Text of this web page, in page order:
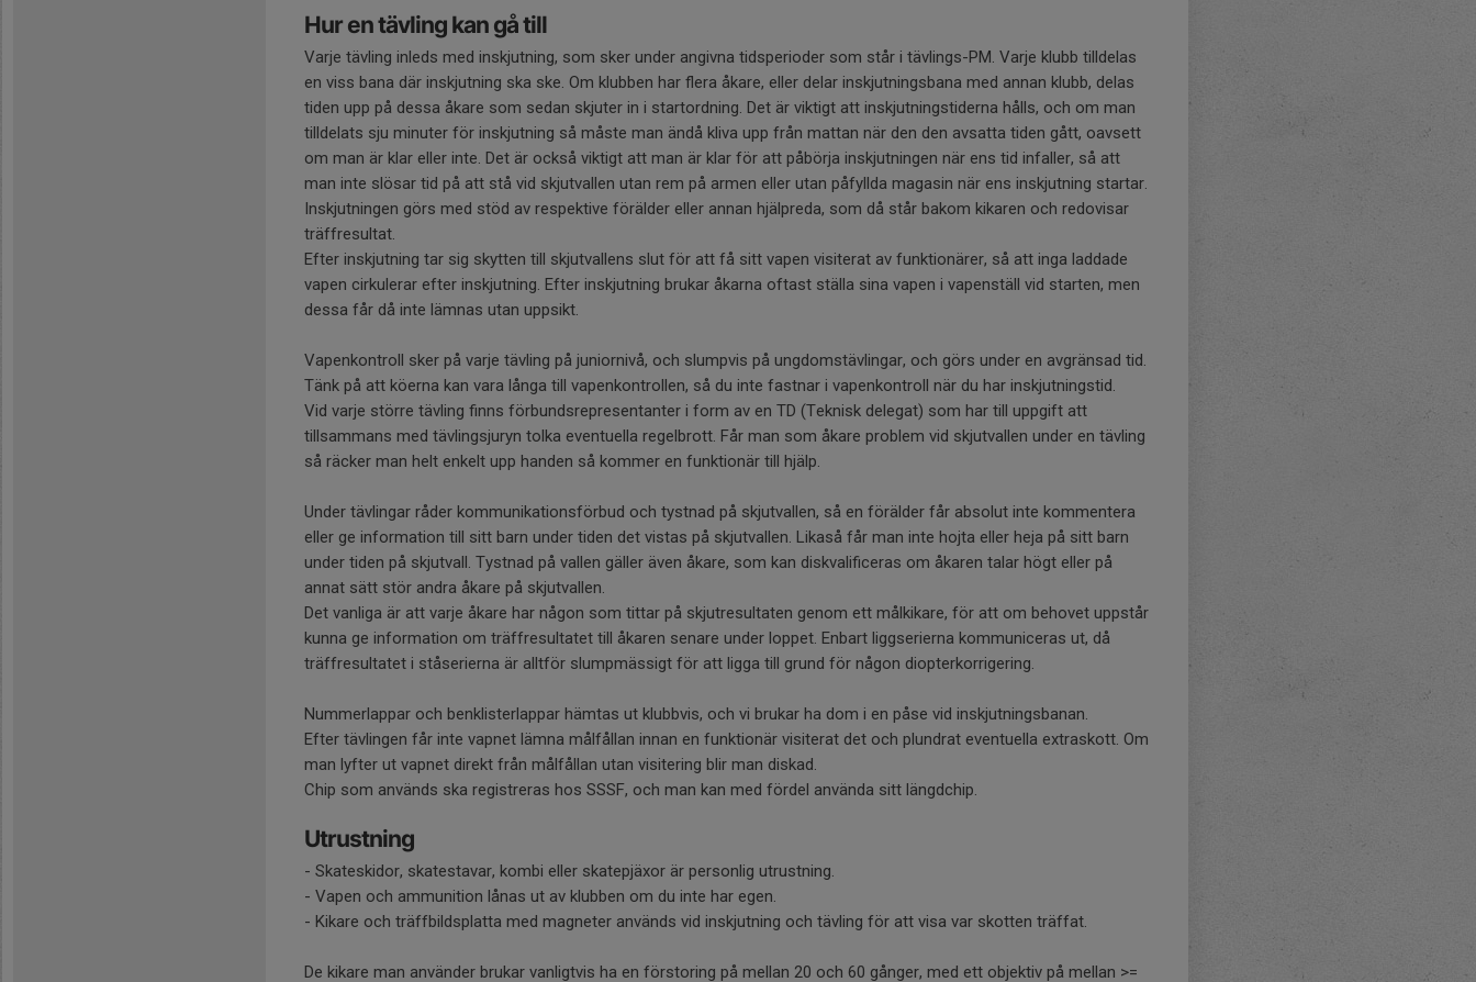
Hur en tävling kan gå till
Varje tävling inleds med inskjutning, som sker under angivna tidsperioder som står i tävlings-PM. Varje klubb tilldelas
en viss bana där inskjutning ska ske. Om klubben har flera åkare, eller delar inskjutningsbana med annan klubb, delas
tiden upp på dessa åkare som sedan skjuter in i startordning. Det är viktigt att inskjutningstiderna hålls, och om man
tilldelats sju minuter för inskjutning så måste man ändå kliva upp från mattan när den den avsatta tiden gått, oavsett
om man är klar eller inte. Det är också viktigt att man är klar för att påbörja inskjutningen när ens tid infaller, så att
man inte slösar tid på att stå vid skjutvallen utan rem på armen eller utan påfyllda magasin när ens inskjutning startar.
Inskjutningen görs med stöd av respektive förälder eller annan hjälpreda, som då står bakom kikaren och redovisar
träffresultat.
Efter inskjutning tar sig skytten till skjutvallens slut för att få sitt vapen visiterat av funktionärer, så att inga laddade
vapen cirkulerar efter inskjutning. Efter inskjutning brukar åkarna oftast ställa sina vapen i vapenställ vid starten, men
dessa får då inte lämnas utan uppsikt.
Vapenkontroll sker på varje tävling på juniornivå, och slumpvis på ungdomstävlingar, och görs under en avgränsad tid.
Tänk på att köerna kan vara långa till vapenkontrollen, så du inte fastnar i vapenkontroll när du har inskjutningstid.
Vid varje större tävling finns förbundsrepresentanter i form av en TD (Teknisk delegat) som har till uppgift att
tillsammans med tävlingsjuryn tolka eventuella regelbrott. Får man som åkare problem vid skjutvallen under en tävling
så räcker man helt enkelt upp handen så kommer en funktionär till hjälp.
Under tävlingar råder kommunikationsförbud och tystnad på skjutvallen, så en förälder får absolut inte kommentera
eller ge information till sitt barn under tiden det vistas på skjutvallen. Likaså får man inte hojta eller heja på sitt barn
under tiden på skjutvall. Tystnad på vallen gäller även åkare, som kan diskvalificeras om åkaren talar högt eller på
annat sätt stör andra åkare på skjutvallen.
Det vanliga är att varje åkare har någon som tittar på skjutresultaten genom ett målkikare, för att om behovet uppstår
kunna ge information om träffresultatet till åkaren senare under loppet. Enbart liggserierna kommuniceras ut, då
träffresultatet i ståserierna är alltför slumpmässigt för att ligga till grund för någon diopterkorrigering.
Nummerlappar och benklisterlappar hämtas ut klubbvis, och vi brukar ha dom i en påse vid inskjutningsbanan.
Efter tävlingen får inte vapnet lämna målfållan innan en funktionär visiterat det och plundrat eventuella extraskott. Om
man lyfter ut vapnet direkt från målfållan utan visitering blir man diskad.
Chip som används ska registreras hos SSSF, och man kan med fördel använda sitt längdchip.
Utrustning
- Skateskidor, skatestavar, kombi eller skatepjäxor är personlig utrustning.
- Vapen och ammunition lånas ut av klubben om du inte har egen.
- Kikare och träffbildsplatta med magneter används vid inskjutning och tävling för att visa var skotten träffat.
De kikare man använder brukar vanligtvis ha en förstoring på mellan 20 och 60 gånger, med ett objektiv på mellan >=